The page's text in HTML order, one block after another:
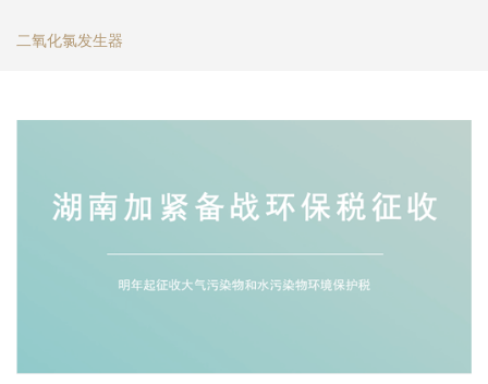
二氧化氯发生器